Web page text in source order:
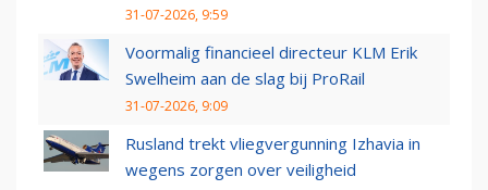
31-07-2026, 9:59
Voormalig financieel directeur KLM Erik
Swelheim aan de slag bij ProRail
31-07-2026, 9:09
Rusland trekt vliegvergunning Izhavia in
wegens zorgen over veiligheid